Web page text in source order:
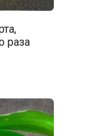
раза